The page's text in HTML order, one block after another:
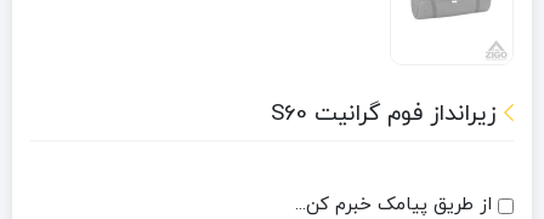
زیرانداز فوم گرانیت S60
از طریق پیامک خبرم کن...